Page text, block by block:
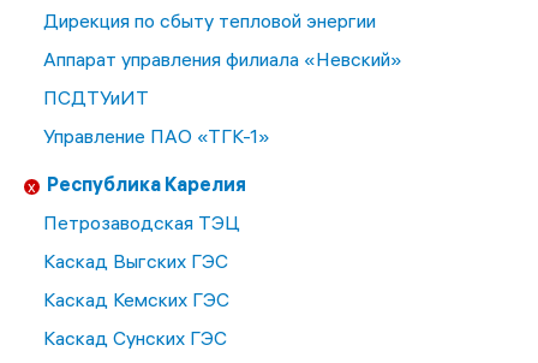
Дирекция по сбыту тепловой энергии
Аппарат управления филиала «Невский»
ПСДТУиИТ
Управление ПАО «ТГК-1»
Республика Карелия
Петрозаводская ТЭЦ
Каскад Выгских ГЭС
Каскад Кемских ГЭС
Каскад Сунских ГЭС